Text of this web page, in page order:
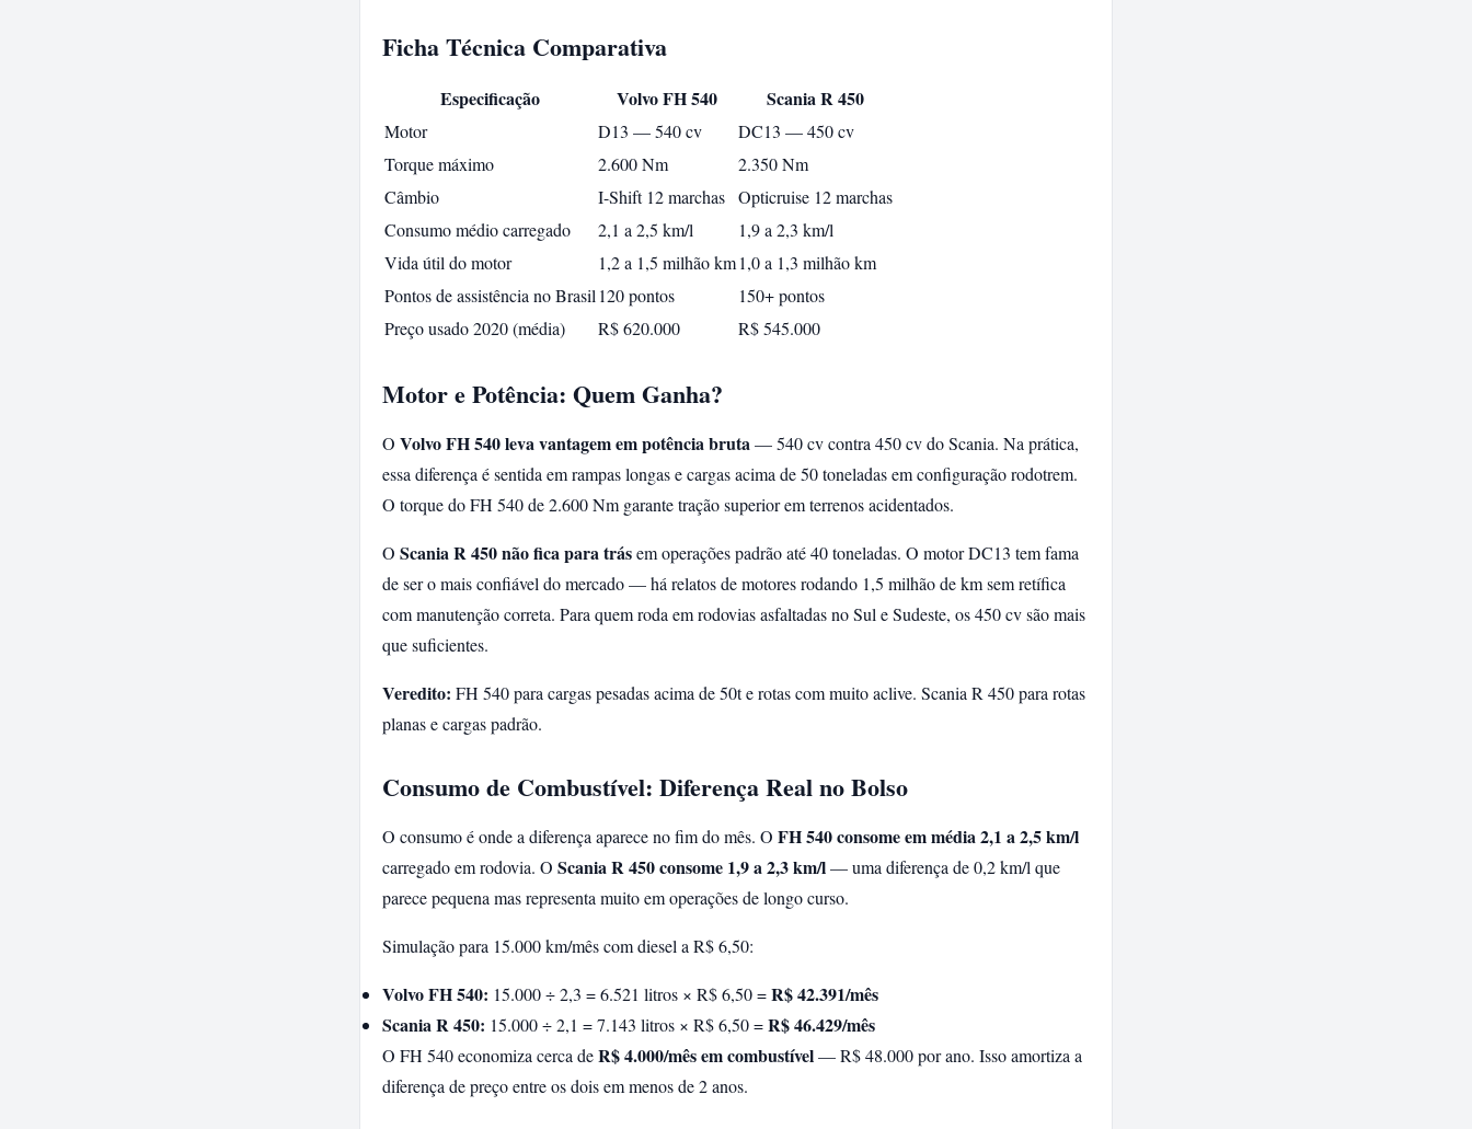
Ficha Técnica Comparativa
Especificação Volvo FH 540 Scania R 450
Motor D13 — 540 cv
DC13 — 450 cv
Torque máximo
2.600 Nm
2.350 Nm
Câmbio
I-Shift 12 marchas Opticruise 12 marchas
Consumo médio carregado
2,1 a 2,5 km/l
1,9 a 2,3 km/l
Vida útil do motor
1,2 a 1,5 milhão km1,0 a 1,3 milhão km
Pontos de assistência no Brasil 120 pontos
150+ pontos
Preço usado 2020 (média)
R$ 620.000 R$ 545.000
Motor e Potência: Quem Ganha?
O Volvo FH 540 leva vantagem em potência bruta— 540 cv contra 450 cv do Scania. Na prática,
essa diferença é sentida em rampas longas e cargas acima de 50 toneladas em configuração rodotrem.
O torque do FH 540 de 2.600 Nm garante tração superior em terrenos acidentados.
O Scania R 450 não fica para trásem operações padrão até 40 toneladas. O motor DC13 tem fama
de ser o mais confiável do mercado — há relatos de motores rodando 1,5 milhão de km sem retífica
com manutenção correta. Para quem roda em rodovias asfaltadas no Sul e Sudeste, os 450 cv são mais
que suficientes.
Veredito: FH 540 para cargas pesadas acima de 50t e rotas com muito aclive. Scania R 450 para rotas
planas e cargas padrão.
Consumo de Combustível: Diferença Real no Bolso
O consumo é onde a diferença aparece no fim do mês. O FH 540 consome em média 2,1 a 2,5 km/l
carregado em rodovia. O Scania R 450 consome 1,9 a 2,3 km/l— uma diferença de 0,2 km/l que
parece pequena mas representa muito em operações de longo curso.
Simulação para 15.000 km/mês com diesel a R$ 6,50:
Volvo FH 540: 15.000 ÷ 2,3 = 6.521 litros × R$ 6,50 =R$ 42.391/mês
Scania R 450: 15.000 ÷ 2,1 = 7.143 litros × R$ 6,50 =R$ 46.429/mês
O FH 540 economiza cerca deR$ 4.000/mês em combustível— R$ 48.000 por ano. Isso amortiza a
diferença de preço entre os dois em menos de 2 anos.